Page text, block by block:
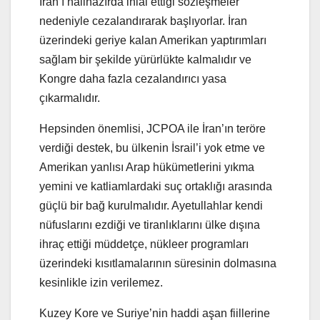
nedeniyle cezalandırarak başlıyorlar. İran
üzerindeki geriye kalan Amerikan yaptırımları
sağlam bir şekilde yürürlükte kalmalıdır ve
Kongre daha fazla cezalandırıcı yasa
çıkarmalıdır.
Hepsinden önemlisi, JCPOA ile İran’ın teröre
verdiği destek, bu ülkenin İsrail’i yok etme ve
Amerikan yanlısı Arap hükümetlerini yıkma
yemini ve katliamlardaki suç ortaklığı arasında
güçlü bir bağ kurulmalıdır. Ayetullahlar kendi
nüfuslarını ezdiği ve tiranlıklarını ülke dışına
ihraç ettiği müddetçe, nükleer programları
üzerindeki kısıtlamalarının süresinin dolmasına
kesinlikle izin verilemez.
Kuzey Kore ve Suriye’nin haddi aşan fiillerine